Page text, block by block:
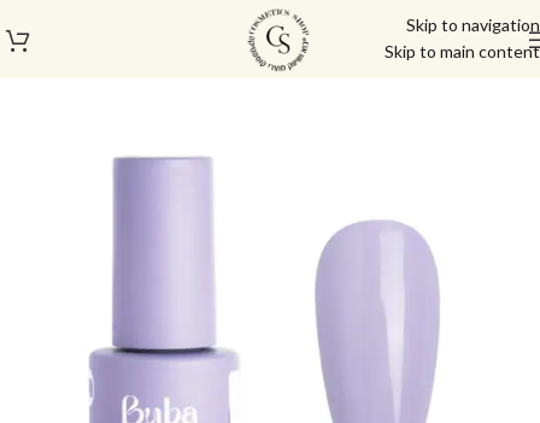
Skip to navigation
Skip to main content
עמוד הבית